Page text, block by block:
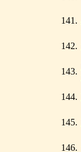
141.
142.
143.
144.
145.
146.